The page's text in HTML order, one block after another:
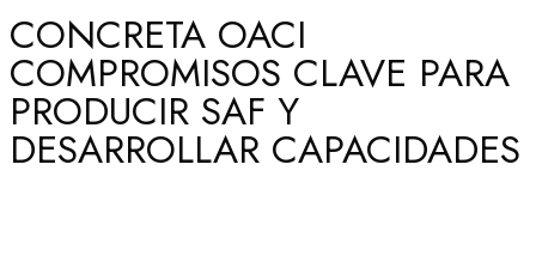
Aerolíneas
Aeronáutica
CONCRETA OACI
COMPROMISOS CLAVE PARA
PRODUCIR SAF Y
DESARROLLAR CAPACIDADES